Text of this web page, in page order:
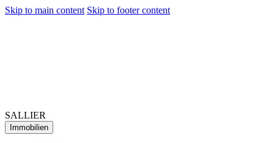
Skip to main content Skip to footer content
SALLIER
Immobilien